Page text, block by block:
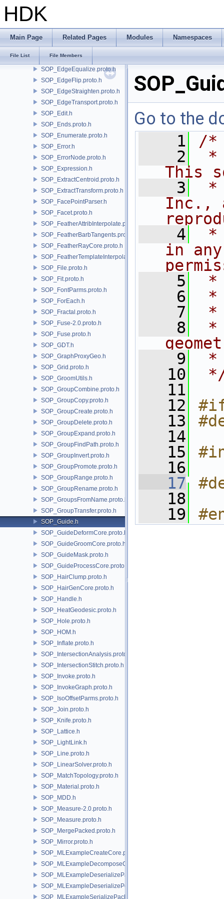
HDK
Main Page Related Pages Modules Namespaces
File List File Members
SOP_Divide.proto.h
SOP_EdgeCollapse.proto.h
SOP_EdgeCusp.proto.h
SOP_EdgeDivide.proto.h
SOP_EdgeEqualize.proto.h
SOP_EdgeFlip.proto.h
SOP_EdgeStraighten.proto.h
SOP_EdgeTransport.proto.h
SOP_Edit.h
SOP_Ends.proto.h
SOP_Enumerate.proto.h
SOP_Error.h
SOP_ErrorNode.proto.h
SOP_Expression.h
SOP_ExtractCentroid.proto.h
SOP_ExtractTransform.proto.h
SOP_FacePointParser.h
SOP_Facet.proto.h
SOP_FeatherAttribInterpolate.proto.h
SOP_FeatherBarbTangents.proto.h
SOP_FeatherRayCore.proto.h
SOP_FeatherTemplateInterpolate.proto.h
SOP_File.proto.h
SOP_Fit.proto.h
SOP_FontParms.proto.h
SOP_ForEach.h
SOP_Fractal.proto.h
SOP_Fuse-2.0.proto.h
SOP_Fuse.proto.h
SOP_GDT.h
SOP_GraphProxyGeo.h
SOP_Grid.proto.h
SOP_GroomUtils.h
SOP_GroupCombine.proto.h
SOP_GroupCopy.proto.h
SOP_GroupCreate.proto.h
SOP_GroupDelete.proto.h
SOP_GroupExpand.proto.h
SOP_GroupFindPath.proto.h
SOP_GroupInvert.proto.h
SOP_GroupPromote.proto.h
SOP_GroupRange.proto.h
SOP_GroupRename.proto.h
SOP_GroupsFromName.proto.h
SOP_GroupTransfer.proto.h
SOP_Guide.h
SOP_GuideDeformCore.proto.h
SOP_GuideGroomCore.proto.h
SOP_GuideMask.proto.h
SOP_GuideProcessCore.proto.h
SOP_HairClump.proto.h
SOP_HairGenCore.proto.h
SOP_Handle.h
SOP_HeatGeodesic.proto.h
SOP_Hole.proto.h
SOP_HOM.h
SOP_Inflate.proto.h
SOP_IntersectionAnalysis.proto.h
SOP_IntersectionStitch.proto.h
SOP_Invoke.proto.h
SOP_InvokeGraph.proto.h
SOP_IsoOffsetParms.proto.h
SOP_Join.proto.h
SOP_Knife.proto.h
SOP_Lattice.h
SOP_LightLink.h
SOP_Line.proto.h
SOP_LinearSolver.proto.h
SOP_MatchTopology.proto.h
SOP_Material.proto.h
SOP_MDD.h
SOP_Measure-2.0.proto.h
SOP_Measure.proto.h
SOP_MergePacked.proto.h
SOP_Mirror.proto.h
SOP_MLExampleCreateCore.proto.h
SOP_MLExampleDecomposeCore.proto.h
SOP_MLExampleDeserializePacked.proto.h
SOP_MLExampleDeserializePoint.proto.h
SOP_MLExampleSerializePacked.proto.h
Go to the
    1
/*
    2
*
This
    3
*
Inc.,
    4
*
in
    5
*
    6
    7
*
    8
*
    9
*
   10
   11
   12
   13
   14
   15
   16
   17
   18
   19